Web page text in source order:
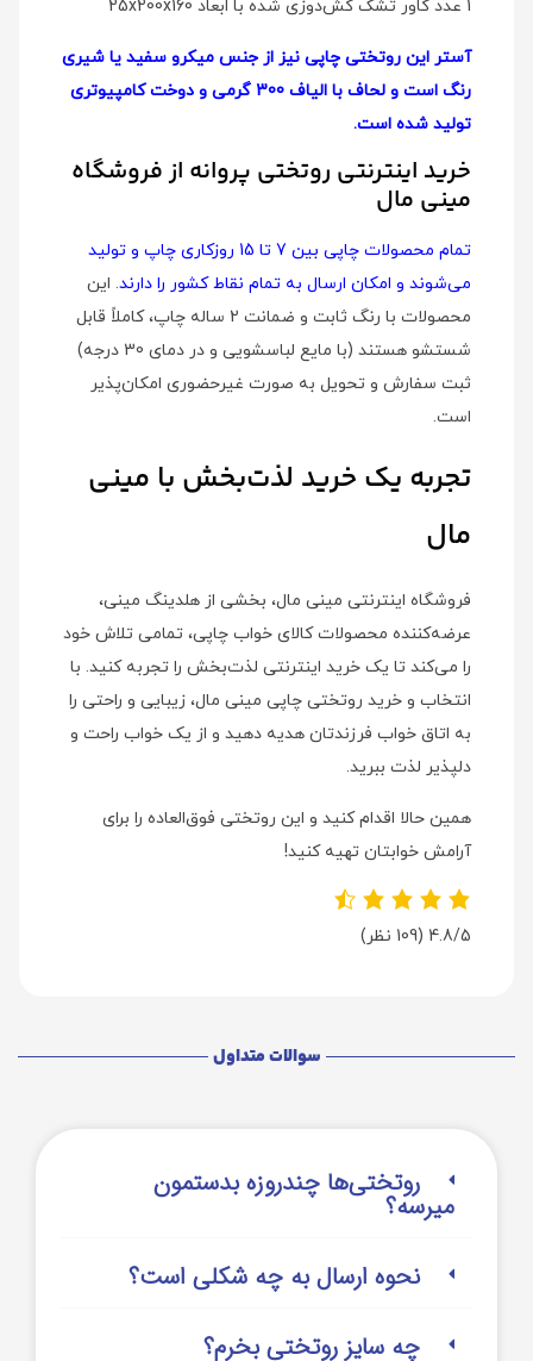
1 عدد کاور تشک کش‌دوزی شده با ابعاد 25x200x160
آستر این روتختی چاپی نیز از جنس میکرو سفید یا شیری
رنگ است و لحاف با الیاف 300 گرمی و دوخت کامپیوتری
تولید شده است.
خرید اینترنتی روتختی پروانه از فروشگاه
مینی مال
تمام محصولات چاپی بین 7 تا 15 روزکاری چاپ و تولید
می‌شوند و امکان ارسال به تمام نقاط کشور را دارند. این
محصولات با رنگ ثابت و ضمانت 2 ساله چاپ، کاملاً قابل
شستشو هستند (با مایع لباسشویی و در دمای 30 درجه)
ثبت سفارش و تحویل به صورت غیرحضوری امکان‌پذیر
است.
تجربه یک خرید لذت‌بخش با مینی
مال
فروشگاه اینترنتی مینی مال، بخشی از هلدینگ مینی،
عرضه‌کننده محصولات کالای خواب چاپی، تمامی تلاش خود
را می‌کند تا یک خرید اینترنتی لذت‌بخش را تجربه کنید. با
انتخاب و خرید روتختی چاپی مینی مال، زیبایی و راحتی را
به اتاق خواب فرزندتان هدیه دهید و از یک خواب راحت و
دلپذیر لذت ببرید.
همین حالا اقدام کنید و این روتختی فوق‌العاده را برای
آرامش خوابتان تهیه کنید!
4.8/5 (109 نظر)
سوالات متداول
روتختی‌‌ها چندروزه بدستمون
میرسه؟
نحوه ارسال به چه شکلی است؟
چه سایز روتختی بخرم؟